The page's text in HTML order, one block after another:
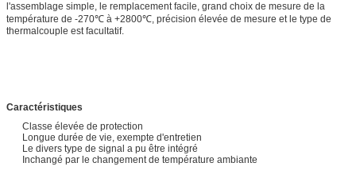
l'assemblage simple, le remplacement facile, grand choix de mesure de la
température de -270℃ à +2800℃, précision élevée de mesure et le type de
thermalcouple est facultatif.
Caractéristiques
Classe élevée de protection
Longue durée de vie, exempte d'entretien
Le divers type de signal a pu être intégré
Inchangé par le changement de température ambiante